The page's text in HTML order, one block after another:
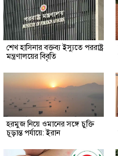
শেখ হাসিনার বক্তব্য ইস্যুতে পররাষ্ট্র
মন্ত্রণালয়ের বিবৃতি
হরমুজ নিয়ে ওমানের সঙ্গে চুক্তি
চূড়ান্ত পর্যায়ে: ইরান